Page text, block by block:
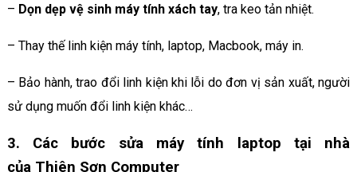
– Dọn dẹp vệ sinh máy tính xách tay, tra keo tản nhiệt.
– Thay thế linh kiện máy tính, laptop, Macbook, máy in.
– Bảo hành, trao đổi linh kiện khi lỗi do đơn vị sản xuất, người
sử dụng muốn đổi linh kiện khác…
3. Các bước sửa máy tính laptop tại nhà
của Thiên Sơn Computer